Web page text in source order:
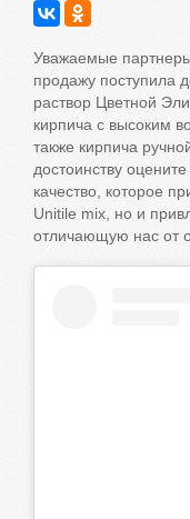
Уважаемые
продажу поступила
раствор Цветной
кирпича с высоким
также кирпича
достоинству
качество, которое
Unitile mix, но и
отличающую нас от